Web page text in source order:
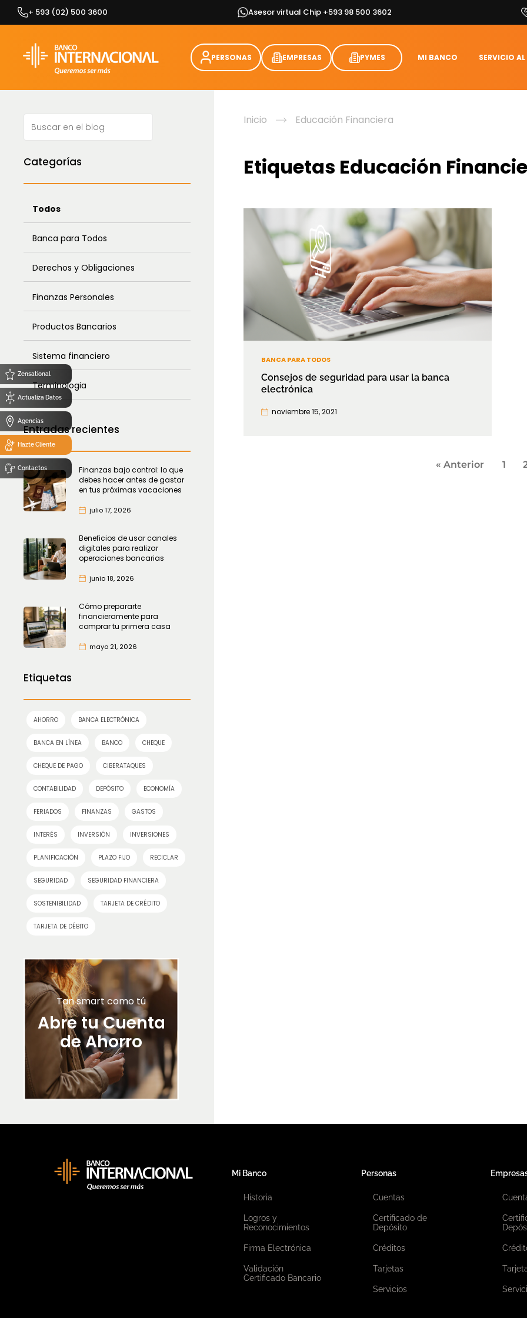
Zensational
Actualiza Datos
Agencias
Hazte Cliente
Contactos
Skip
+ 593 (02) 500 3600 Asesor virtual Chip +593 98 500 3602
PERSONAS EMPRESAS PYMES MI BANCO SERVICIO
Categorías
Todos
Banca para Todos
Derechos y Obligaciones
Finanzas Personales
Productos Bancarios
Sistema financiero
Terminologia
Entradas recientes
Finanzas bajo control: lo que
debes hacer antes de gastar
en tus próximas vacaciones
julio 17, 2026
Beneficios de usar canales
digitales para realizar
operaciones bancarias
junio 18, 2026
Cómo prepararte
financieramente para
comprar tu primera casa
mayo 21, 2026
Etiquetas
AHORRO BANCA ELECTRÓNICA
BANCA EN LÍNEA BANCO CHEQUE
CHEQUE DE PAGO CIBERATAQUES
CONTABILIDAD DEPÓSITO ECONOMÍA
FERIADOS FINANZAS GASTOS
INTERÉS INVERSIÓN INVERSIONES
PLANIFICACIÓN PLAZO FIJO RECICLAR
SEGURIDAD SEGURIDAD FINANCIERA
SOSTENIBILIDAD TARJETA DE CRÉDITO
TARJETA DE DÉBITO
Tan smart como tú
Abre tu Cuenta
de Ahorro
Inicio Educación Financiera
Etiquetas Educación
BANCA PARA TODOS
Consejos de seguridad para usar la banca
electrónica
noviembre 15, 2021
« Anterior 1
Mi Banco
Historia
Logros y
Reconocimientos
Firma Electrónica
Validación
Certificado Bancario
Personas
Cuentas
Certificado de
Depósito
Créditos
Tarjetas
Servicios